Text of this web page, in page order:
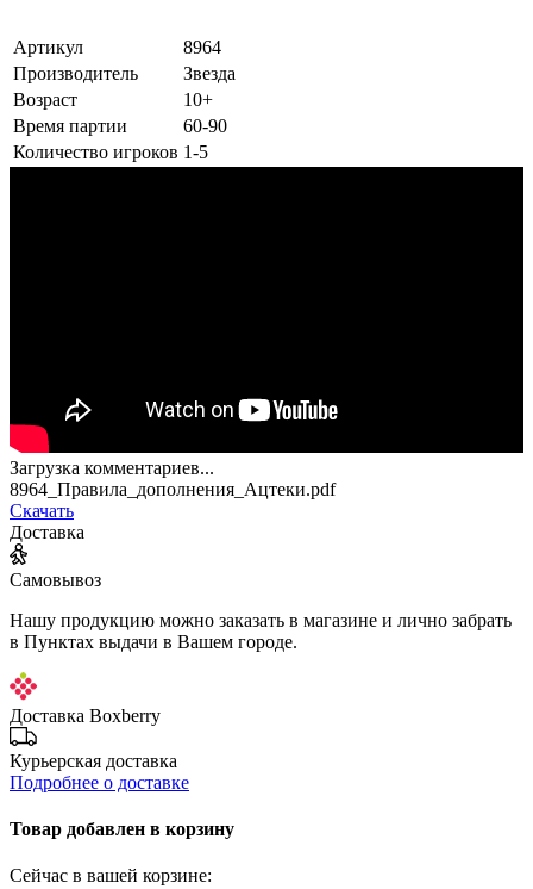
Артикул
8964
Производитель
Звезда
Возраст
10+
Время партии
60-90
Количество игроков 1-5
Загрузка комментариев...
8964_Правила_дополнения_Ацтеки.pdf
Скачать
Доставка
Самовывоз
Нашу продукцию можно заказать в магазине и лично забрать
в Пунктах выдачи в Вашем городе.
Доставка Boxberry
Курьерская доставка
Подробнее о доставке
Товар добавлен в корзину
Сейчас в вашей корзине: